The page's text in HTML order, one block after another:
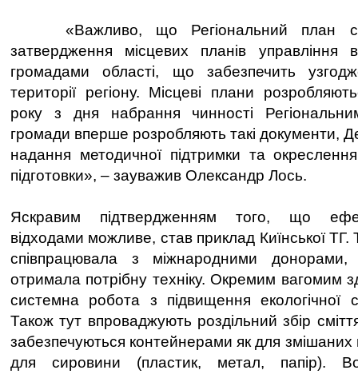
«Важливо, що Регіональний план
затвердження місцевих планів управління
громадами області, що забезпечить
території регіону. Місцеві плани
року з дня набрання чинності
громади вперше розробляють такі документи,
надання методичної підтримки та
підготовки», – зауважив Олександр Лось.
Яскравим підтвердженням того, що
відходами можливе, став приклад Киїнської ТГ.
співпрацювала з міжнародними донорами,
отримала потрібну техніку. Окремим вагомим
системна робота з підвищення екологічної
Також тут впроваджують роздільний збір
забезпечуються контейнерами як для змішаних
для сировини (пластик, метал, папір).